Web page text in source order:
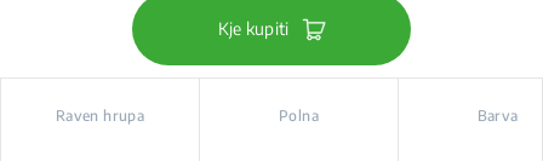
Kje kupiti
Raven hrupa Polna Barva